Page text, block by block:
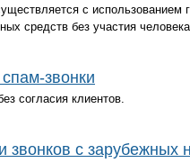
с использованием
средств без участия
звонки
согласия клиентов.
с зарубежных